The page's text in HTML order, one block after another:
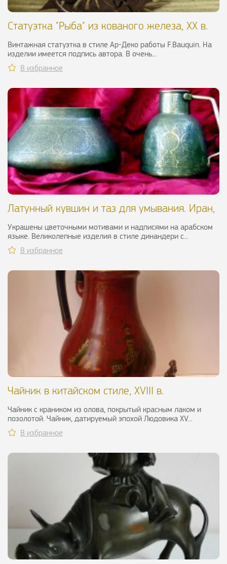
Статуэтка "Рыба" из кованого железа, XX в.
Винтажная статуэтка в стиле Ар-Деко работы F.Bauquin. На
изделии имеется подпись автора. В очень...
В избранное
Латунный кувшин и таз для умывания. Иран,
Украшены цветочными мотивами и надписями на арабском
языке. Великолепные изделия в стиле динандери с...
В избранное
Чайник в китайском стиле, XVIII в.
Чайник с краником из олова, покрытый красным лаком и
позолотой. Чайник, датируемый эпохой Людовика XV...
В избранное